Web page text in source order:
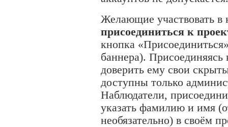
Желающие участвовать в
присоединиться к
кнопка
баннера).
доверить ему свои
доступны только
Наблюдатели,
указать фамилию и имя
необязательно) в своём